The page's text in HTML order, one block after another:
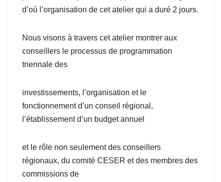
d’où l’organisation de cet atelier qui a duré 2 jours.
Nous visons à travers cet atelier montrer aux
conseillers le processus de programmation
triennale des
investissements, l’organisation et le
fonctionnement d’un conseil régional,
l’établissement d’un budget annuel
et le rôle non seulement des conseillers
régionaux, du comité CESER et des membres des
commissions de